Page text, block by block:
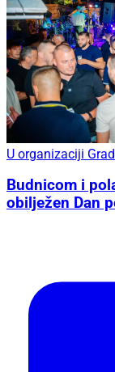
U organizaciji
Budnicom i
obilježen Dan